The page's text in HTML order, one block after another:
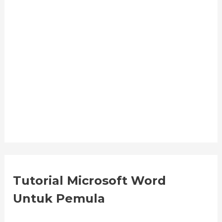
Tutorial Microsoft Word
Untuk Pemula